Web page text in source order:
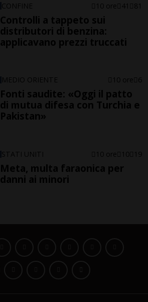
CONFINE 10 ore 41 81
Controlli a tappeto sui
distributori di benzina:
applicavano prezzi truccati
MEDIO ORIENTE 10 ore 6
Fonti saudite: «Oggi il patto
di mutua difesa con Turchia e
Pakistan»
STATI UNITI 10 ore 10 19
Meta, multa faraonica per
danni ai minori